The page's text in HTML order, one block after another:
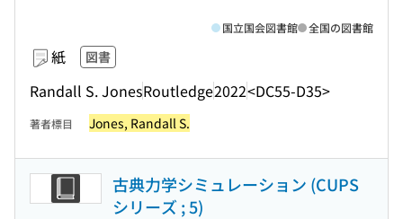
紙 図書
Randall S. JonesRoutledge2022<DC55-D35>
国立国会図書館 全国の図書館
著者標目 Jones, Randall S.
古典力学シミュレーション (CUPS
シリーズ ; 5)